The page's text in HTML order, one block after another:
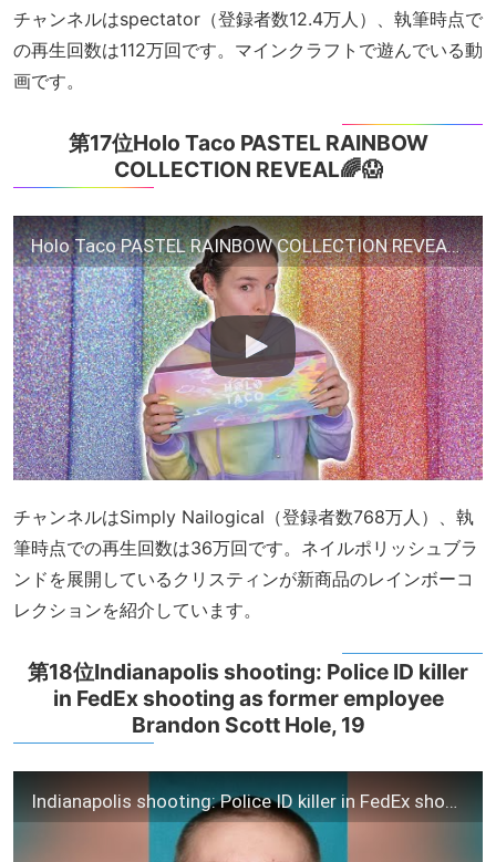
チャンネルはspectator（登録者数12.4万人）、執筆時点で
の再生回数は112万回です。マインクラフトで遊んでいる動
画です。
第17位Holo Taco PASTEL RAINBOW
COLLECTION REVEAL🌈😱
Holo Taco PASTEL RAINBOW COLLECTION REVEAL🌈😱
チャンネルはSimply Nailogical（登録者数768万人）、執
筆時点での再生回数は36万回です。ネイルポリッシュブラ
ンドを展開しているクリスティンが新商品のレインボーコ
レクションを紹介しています。
第18位Indianapolis shooting: Police ID killer
in FedEx shooting as former employee
Brandon Scott Hole, 19
Indianapolis shooting: Police ID killer in FedEx shooting as former employee Brandon Scott Hole, 19